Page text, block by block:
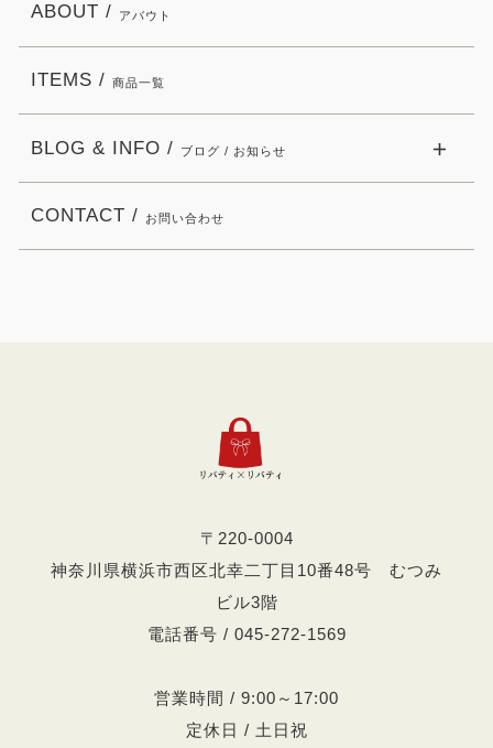
〒220-0004
神奈川県横浜市西区北幸二丁目10番48号 むつみ
ビル3階
電話番号 / 045-272-1569
営業時間 / 9:00～17:00
定休日 / 土日祝
ABOUT / アバウト
ITEMS / 商品一覧
BLOG & INFO / ブログ / お知らせ
CONTACT / お問い合わせ